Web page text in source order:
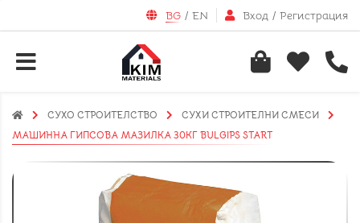
BG / EN Вход / Регистрация
СУХО СТРОИТЕЛСТВО
СУХИ СТРОИТЕЛНИ СМЕСИ
МАШИННА ГИПСОВА МАЗИЛКА 30КГ BULGIPS START